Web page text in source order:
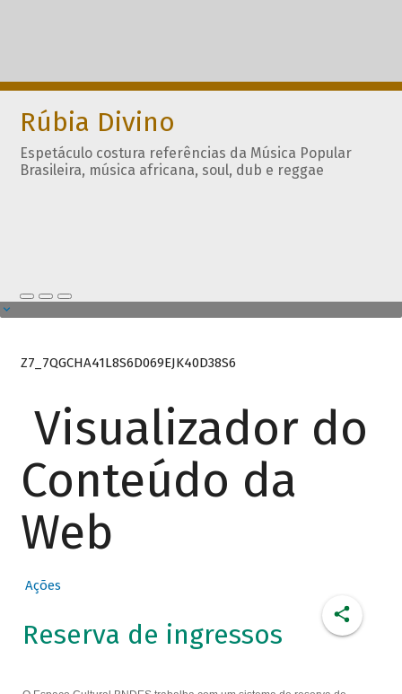
Rúbia Divino
Espetáculo costura referências da Música Popular
Brasileira, música africana, soul, dub e reggae
Z7_7QGCHA41L8S6D069EJK40D38S6
Visualizador do
Conteúdo da
Web
Ações
Reserva de ingressos